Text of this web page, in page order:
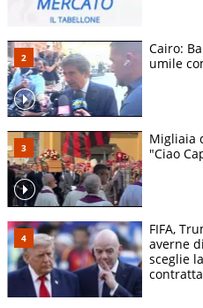
Cairo:
umile
Migliaia
"Ciao
FIFA,
averne
sceglie